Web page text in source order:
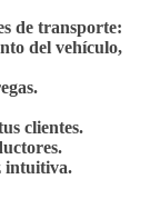
de transporte:
del vehículo,
clientes.
intuitiva.